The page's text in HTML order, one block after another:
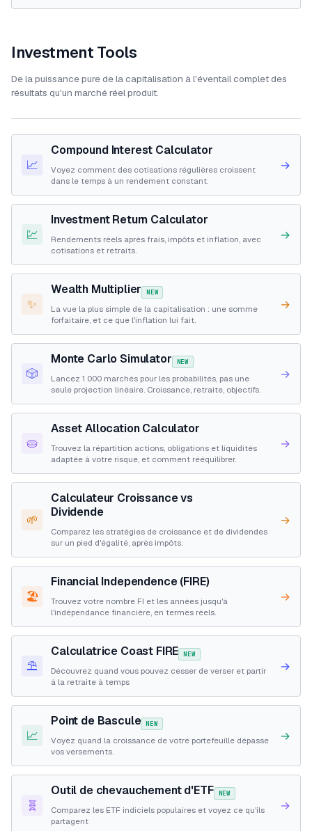
Investment Tools
De la puissance pure de la capitalisation à l'éventail complet des
résultats qu'un marché réel produit.
📈
Compound Interest Calculator
Voyez comment des cotisations régulières croissent
dans le temps à un rendement constant.
→
💹
Investment Return Calculator
Rendements réels après frais, impôts et inflation, avec
cotisations et retraits.
→
✨
Wealth Multiplier NEW
La vue la plus simple de la capitalisation : une somme
forfaitaire, et ce que l'inflation lui fait.
→
🎲
Monte Carlo Simulator NEW
Lancez 1 000 marchés pour les probabilités, pas une
seule projection linéaire. Croissance, retraite, objectifs.
→
🥧
Asset Allocation Calculator
Trouvez la répartition actions, obligations et liquidités
adaptée à votre risque, et comment rééquilibrer.
→
🌱
Calculateur Croissance vs
Dividende
Comparez les stratégies de croissance et de dividendes
sur un pied d'égalité, après impôts.
→
🏖️
Financial Independence (FIRE)
Trouvez votre nombre FI et les années jusqu'à
l'indépendance financière, en termes réels.
→
⛱️
Calculatrice Coast FIRE NEW
Découvrez quand vous pouvez cesser de verser et partir
à la retraite à temps
→
📈
Point de Bascule NEW
Voyez quand la croissance de votre portefeuille dépasse
vos versements.
→
🧬
Outil de chevauchement d'ETF NEW
Comparez les ETF indiciels populaires et voyez ce qu'ils
partagent
→